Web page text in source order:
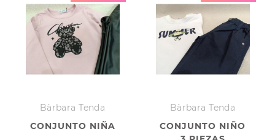
Bàrbara Tenda
CONJUNTO NIÑA
Bàrbara Tenda
CONJUNTO NIÑO